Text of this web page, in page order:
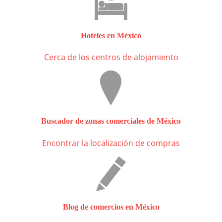
Hoteles en México
Cerca de los centros de alojamiento
Buscador de zonas comerciales de México
Encontrar la localización de compras
Blog de comercios en México